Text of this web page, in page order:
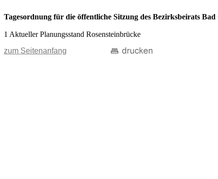
Tagesordnung für die öffentliche Sitzung des Bezirksbeirats
1 Aktueller Planungsstand Rosensteinbrücke
zum Seitenanfang